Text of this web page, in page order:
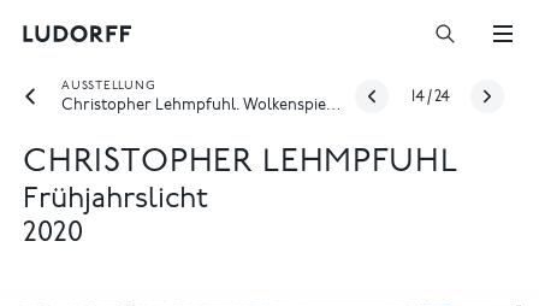
AUSSTELLUNG
Christopher Lehmpfuhl. Wolkenspiel - [online only]
14 /24
CHRISTOPHER LEHMPFUHL
Frühjahrslicht
2020